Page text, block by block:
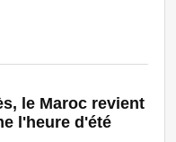
le Maroc revient
l'heure d'été